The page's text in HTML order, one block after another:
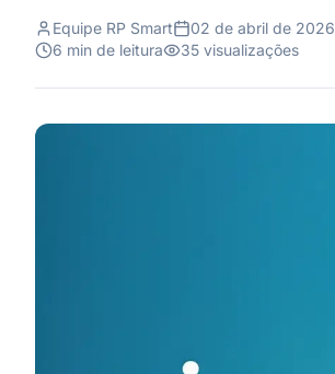
Equipe RP Smart
02 de abril de 2026
6 min de leitura 35 visualizações